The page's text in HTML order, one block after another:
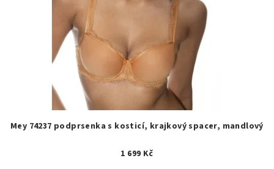
Mey 74237 podprsenka s kosticí, krajkový spacer, mandlový
1 699 Kč